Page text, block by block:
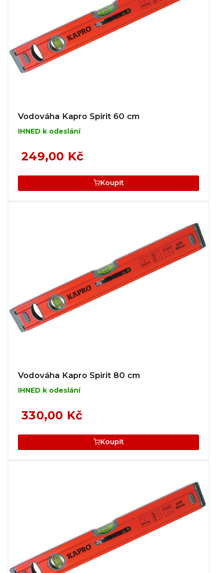
Vodováha Kapro Spirit 60 cm
IHNED k odeslání
249,00 Kč
Koupit
Vodováha Kapro Spirit 80 cm
IHNED k odeslání
330,00 Kč
Koupit